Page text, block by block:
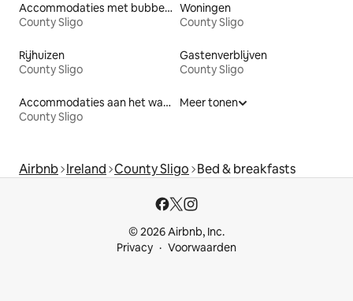
Accommodaties met bubbelbad
County Sligo
Woningen
County Sligo
Rijhuizen
County Sligo
Gastenverblijven
County Sligo
Accommodaties aan het water
County Sligo
Meer tonen
Airbnb Ireland County Sligo Bed & breakfasts
© 2026 Airbnb, Inc.
Privacy
Voorwaarden